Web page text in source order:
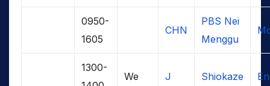
0950-
1605
CHN
PBS Nei
Menggu
1300-
We J Shiokaze